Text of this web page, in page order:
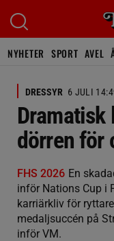
NYHETER SPORT AVEL
DRESSYR 6 JULI
Dramatisk
dörren för
FHS 2026 En
inför Nations Cup i
karriärkliv för
medaljsuccén på
inför VM.